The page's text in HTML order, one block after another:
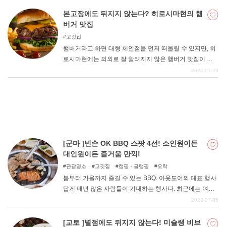
DEEPLOG란
개인 정보보호
수록 육즙이 넘쳐흐르는 스테이크가 일품이다. 그것을 소
개합니다. 오키나와라는 비일상 속에서 모든 것을 잊고 신
나게 고기를 즐겨보세요.
본고장에도 뒤지지 않는다? 히로시마현의 햄
버거 맛집
고깃집
햄버거라고 하면 대형 체인점을 먼저 떠올릴 수 있지만, 히
로시마현에는 의외로 잘 알려지지 않은 햄버거 맛집이 많
이 있다. 그래서 이번에는 본고장 미국인들도 인정하는 햄
2024-01-23
[군마 ]빈손 OK BBQ 스팟 4선! 소인원이든
대인원이든 즐거움 만끽!
관광명소 고깃집 캠핑・글램핑 오락
봄부터 가을까지 즐길 수 있는 BBQ. 아웃도어의 대표 행사
답게 매년 많은 사람들이 기대하는 행사다. 최근에는 여행
지에서의 식사로 개방적인 BBQ를 선택하는 경우도 늘고
설을 소개한다. 장비 준비 없이도 OK인 스팟을 중심으로 정
2023-07-05
[교토 ]별점에도 뒤지지 않는다! 미슐랭 비브